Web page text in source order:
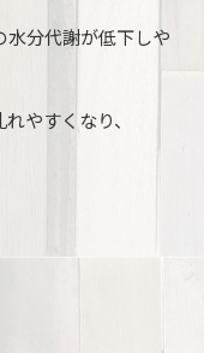
分代謝が低下しや
やすくなり、